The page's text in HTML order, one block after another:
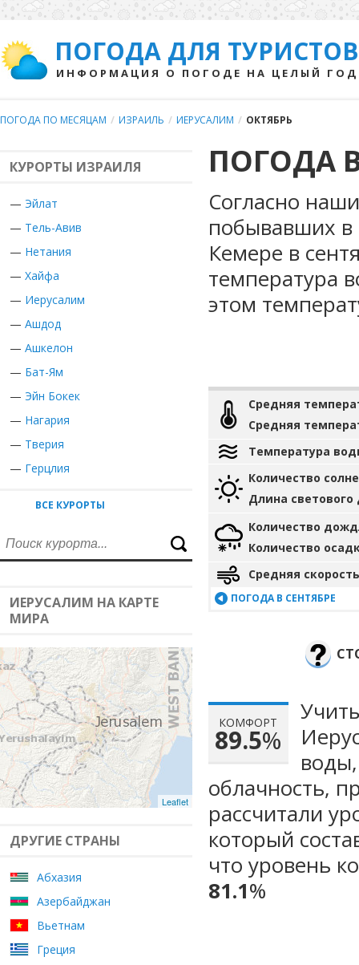
ПОГОДА ДЛЯ ТУРИСТОВ
ИНФОРМАЦИЯ О ПОГОДЕ НА ЦЕЛЫЙ ГОД
ПОГОДА ПО МЕСЯЦАМ / ИЗРАИЛЬ / ИЕРУСАЛИМ / ОКТЯБРЬ
КУРОРТЫ ИЗРАИЛЯ
— Эйлат
— Тель-Авив
— Нетания
— Хайфа
— Иерусалим
— Ашдод
— Ашкелон
— Бат-Ям
— Эйн Бокек
— Нагария
— Тверия
— Герцлия
ВСЕ КУРОРТЫ
ИЕРУСАЛИМ НА КАРТЕ
МИРА
Leaflet
ДРУГИЕ СТРАНЫ
Абхазия
Азербайджан
Вьетнам
Греция
ПОГОДА
Согласно
побывавших в
Кемере в
температура
этом
Средняя
Средняя
Температура
Количество
Длина светового
Количество
Количество
Средняя
ПОГОДА В СЕНТЯБРЕ
КОМФОРТ
89.5%
облачность,
рассчитали
который
что уровень
81.1%